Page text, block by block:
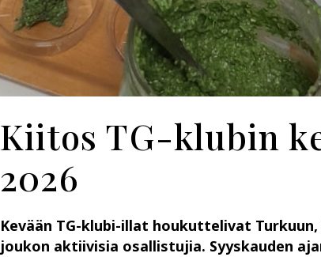
Kiitos TG-klubin
2026
Kevään TG-klubi-illat houkuttelivat
joukon aktiivisia osallistujia. Syyskauden